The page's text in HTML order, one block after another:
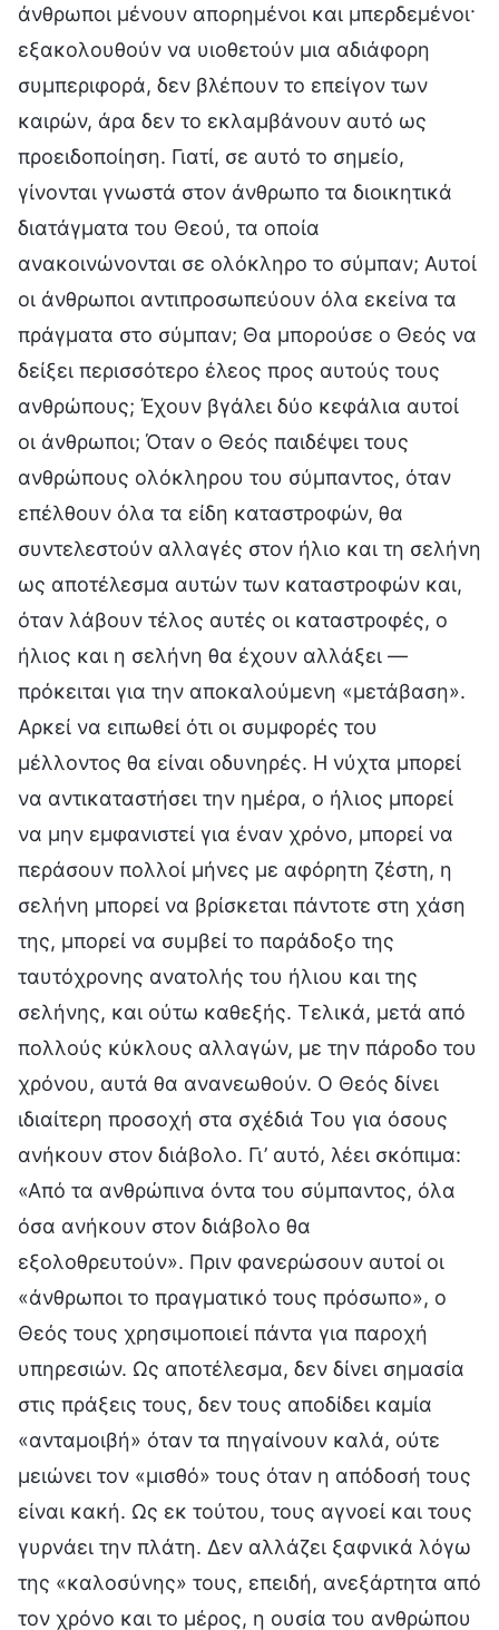
άνθρωποι μένουν απορημένοι και μπερδεμένοι·
εξακολουθούν να υιοθετούν μια αδιάφορη
συμπεριφορά, δεν βλέπουν το επείγον των
καιρών, άρα δεν το εκλαμβάνουν αυτό ως
προειδοποίηση. Γιατί, σε αυτό το σημείο,
γίνονται γνωστά στον άνθρωπο τα διοικητικά
διατάγματα του Θεού, τα οποία
ανακοινώνονται σε ολόκληρο το σύμπαν; Αυτοί
οι άνθρωποι αντιπροσωπεύουν όλα εκείνα τα
πράγματα στο σύμπαν; Θα μπορούσε ο Θεός να
δείξει περισσότερο έλεος προς αυτούς τους
ανθρώπους; Έχουν βγάλει δύο κεφάλια αυτοί
οι άνθρωποι; Όταν ο Θεός παιδέψει τους
ανθρώπους ολόκληρου του σύμπαντος, όταν
επέλθουν όλα τα είδη καταστροφών, θα
συντελεστούν αλλαγές στον ήλιο και τη σελήνη
ως αποτέλεσμα αυτών των καταστροφών και,
όταν λάβουν τέλος αυτές οι καταστροφές, ο
ήλιος και η σελήνη θα έχουν αλλάξει —
πρόκειται για την αποκαλούμενη «μετάβαση».
Αρκεί να ειπωθεί ότι οι συμφορές του
μέλλοντος θα είναι οδυνηρές. Η νύχτα μπορεί
να αντικαταστήσει την ημέρα, ο ήλιος μπορεί
να μην εμφανιστεί για έναν χρόνο, μπορεί να
περάσουν πολλοί μήνες με αφόρητη ζέστη, η
σελήνη μπορεί να βρίσκεται πάντοτε στη χάση
της, μπορεί να συμβεί το παράδοξο της
ταυτόχρονης ανατολής του ήλιου και της
σελήνης, και ούτω καθεξής. Τελικά, μετά από
πολλούς κύκλους αλλαγών, με την πάροδο του
χρόνου, αυτά θα ανανεωθούν. Ο Θεός δίνει
ιδιαίτερη προσοχή στα σχέδιά Του για όσους
ανήκουν στον διάβολο. Γι’ αυτό, λέει σκόπιμα:
«Από τα ανθρώπινα όντα του σύμπαντος, όλα
όσα ανήκουν στον διάβολο θα
εξολοθρευτούν». Πριν φανερώσουν αυτοί οι
«άνθρωποι το πραγματικό τους πρόσωπο», ο
Θεός τους χρησιμοποιεί πάντα για παροχή
υπηρεσιών. Ως αποτέλεσμα, δεν δίνει σημασία
στις πράξεις τους, δεν τους αποδίδει καμία
«ανταμοιβή» όταν τα πηγαίνουν καλά, ούτε
μειώνει τον «μισθό» τους όταν η απόδοσή τους
είναι κακή. Ως εκ τούτου, τους αγνοεί και τους
γυρνάει την πλάτη. Δεν αλλάζει ξαφνικά λόγω
της «καλοσύνης» τους, επειδή, ανεξάρτητα από
τον χρόνο και το μέρος, η ουσία του ανθρώπου